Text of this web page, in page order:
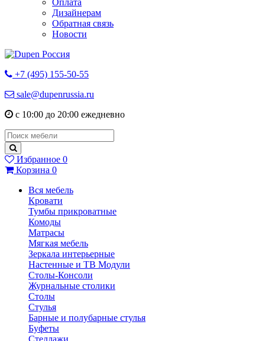
Оплата
Дизайнерам
Обратная связь
Новости
+7 (495) 155-50-55
sale@dupenrussia.ru
с 10:00 до 20:00 ежедневно
Избранное 0
Корзина 0
Вся мебель
Кровати
Тумбы прикроватные
Комоды
Матрасы
Мягкая мебель
Зеркала интерьерные
Настенные и ТВ Модули
Столы-Консоли
Журнальные столики
Столы
Стулья
Барные и полубарные стулья
Буфеты
Стеллажи